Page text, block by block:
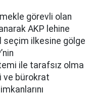
görevli olan
AKP lehine
seçim ilkesine gölge
ile tarafsız olma
ve bürokrat